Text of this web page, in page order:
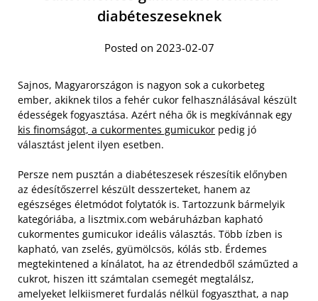
diabéteszeseknek
Posted on 2023-02-07
Sajnos, Magyarországon is nagyon sok a cukorbeteg
ember, akiknek tilos a fehér cukor felhasználásával készült
édességek fogyasztása. Azért néha ők is megkívánnak egy
kis finomságot, a cukormentes gumicukor pedig jó
választást jelent ilyen esetben.
Persze nem pusztán a diabéteszesek részesítik előnyben
az édesítőszerrel készült desszerteket, hanem az
egészséges életmódot folytatók is. Tartozzunk bármelyik
kategóriába, a lisztmix.com webáruházban kapható
cukormentes gumicukor ideális választás. Több ízben is
kapható, van zselés, gyümölcsös, kólás stb. Érdemes
megtekintened a kínálatot, ha az étrendedből száműzted a
cukrot, hiszen itt számtalan csemegét megtalálsz,
amelyeket lelkiismeret furdalás nélkül fogyaszthat, a nap